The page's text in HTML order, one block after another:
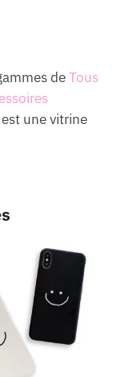
deTous
une vitrine